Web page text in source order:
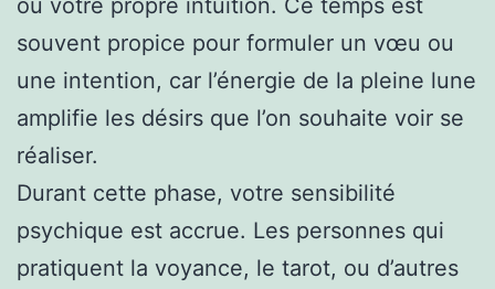
souvent propice pour formuler un vœu ou
une intention, car l’énergie de la pleine lune
amplifie les désirs que l’on souhaite voir se
réaliser.
Durant cette phase, votre sensibilité
psychique est accrue. Les personnes qui
pratiquent la voyance, le tarot, ou d’autres